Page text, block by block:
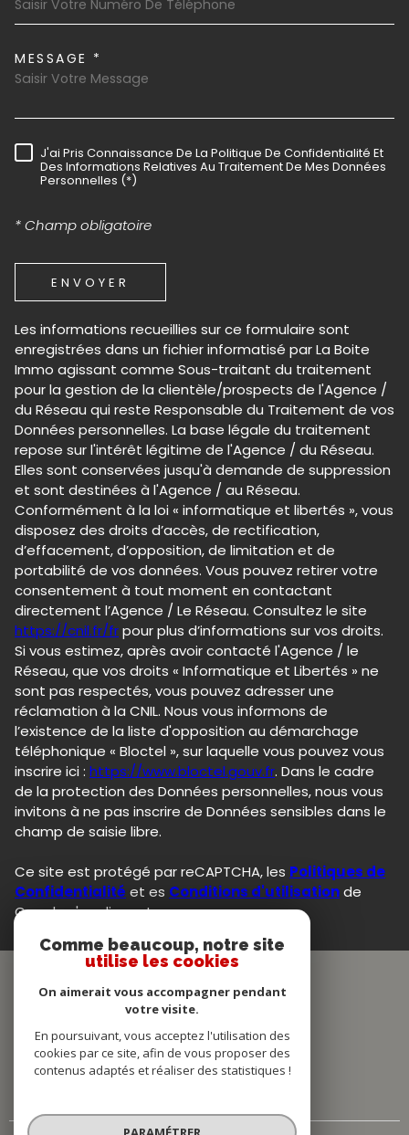
MESSAGE *
RÈGLEMENTATION
J'ai Pris Connaissance De La Politique De Confidentialité Et
Des Informations Relatives Au Traitement De Mes Données
Personnelles (*)
* Champ obligatoire
ENVOYER
Les informations recueillies sur ce formulaire sont
enregistrées dans un fichier informatisé par La Boite
Immo agissant comme Sous-traitant du traitement
pour la gestion de la clientèle/prospects de l'Agence /
du Réseau qui reste Responsable du Traitement de vos
Données personnelles. La base légale du traitement
repose sur l'intérêt légitime de l'Agence / du Réseau.
Elles sont conservées jusqu'à demande de suppression
et sont destinées à l'Agence / au Réseau.
Conformément à la loi « informatique et libertés », vous
disposez des droits d’accès, de rectification,
d’effacement, d’opposition, de limitation et de
portabilité de vos données. Vous pouvez retirer votre
consentement à tout moment en contactant
directement l’Agence / Le Réseau. Consultez le site
https://cnil.fr/frpour plus d’informations sur vos droits.
Si vous estimez, après avoir contacté l'Agence / le
Réseau, que vos droits « Informatique et Libertés » ne
sont pas respectés, vous pouvez adresser une
réclamation à la CNIL. Nous vous informons de
l’existence de la liste d'opposition au démarchage
téléphonique « Bloctel », sur laquelle vous pouvez vous
inscrire ici : https://www.bloctel.gouv.fr. Dans le cadre
de la protection des Données personnelles, nous vous
invitons à ne pas inscrire de Données sensibles dans le
champ de saisie libre.
Ce site est protégé par reCAPTCHA, les Politiques de
Confidentialité et es Conditions d'utilisationde
Google s'appliquent.
Comme beaucoup, notre site
utilise les cookies
On aimerait vous accompagner pendant
votre visite.
En poursuivant, vous acceptez l'utilisation des
cookies par ce site, afin de vous proposer des
contenus adaptés et réaliser des statistiques !